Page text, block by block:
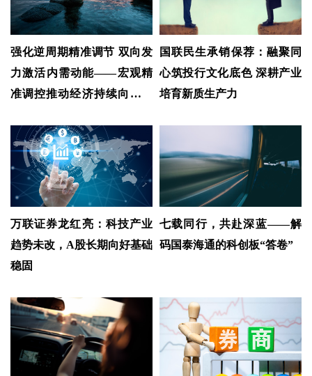
强化逆周期精准调节 双向发
力激活内需动能——宏观精
准调控推动经济持续向优向
国联民生承销保荐：融聚同
心筑投行文化底色 深耕产业
培育新质生产力
万联证券龙红亮：科技产业
趋势未改，A股长期向好基础
稳固
七载同行，共赴深蓝——解
码国泰海通的科创板“答卷”